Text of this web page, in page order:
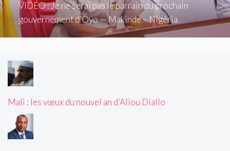
VIDÉO : Je ne serai pas le parrain du prochain
gouvernement d’Oyo — Makinde – Nigéria
Mali : les vœux du nouvel an d’Aliou Diallo